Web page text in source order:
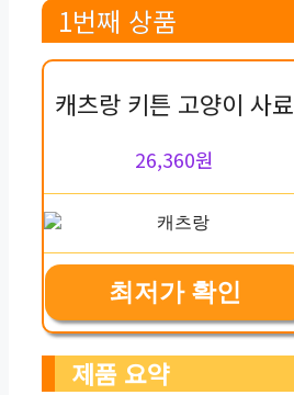
1번째 상품
캐츠랑 키튼 고양이 사료
26,360원
최저가 확인
제품 요약